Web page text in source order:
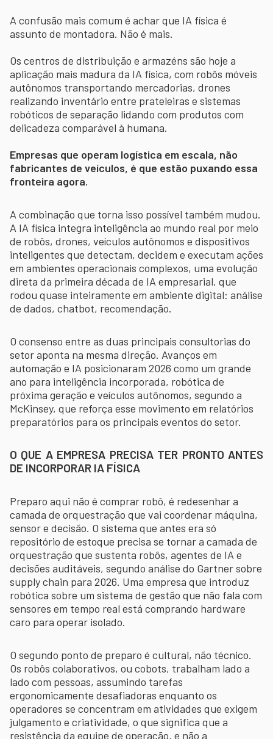
A confusão mais comum é achar que IA física é
assunto de montadora. Não é mais.
Os centros de distribuição e armazéns são hoje a
aplicação mais madura da IA física, com robôs móveis
autônomos transportando mercadorias, drones
realizando inventário entre prateleiras e sistemas
robóticos de separação lidando com produtos com
delicadeza comparável à humana.
Empresas que operam logística em escala, não
fabricantes de veículos, é que estão puxando essa
fronteira agora.
A combinação que torna isso possível também mudou.
A IA física integra inteligência ao mundo real por meio
de robôs, drones, veículos autônomos e dispositivos
inteligentes que detectam, decidem e executam ações
em ambientes operacionais complexos, uma evolução
direta da primeira década de IA empresarial, que
rodou quase inteiramente em ambiente digital: análise
de dados, chatbot, recomendação.
O consenso entre as duas principais consultorias do
setor aponta na mesma direção. Avanços em
automação e IA posicionaram 2026 como um grande
ano para inteligência incorporada, robótica de
próxima geração e veículos autônomos, segundo a
McKinsey, que reforça esse movimento em relatórios
preparatórios para os principais eventos do setor.
O QUE A EMPRESA PRECISA TER PRONTO ANTES
DE INCORPORAR IA FÍSICA
Preparo aqui não é comprar robô, é redesenhar a
camada de orquestração que vai coordenar máquina,
sensor e decisão. O sistema que antes era só
repositório de estoque precisa se tornar a camada de
orquestração que sustenta robôs, agentes de IA e
decisões auditáveis, segundo análise do Gartner sobre
supply chain para 2026. Uma empresa que introduz
robótica sobre um sistema de gestão que não fala com
sensores em tempo real está comprando hardware
caro para operar isolado.
O segundo ponto de preparo é cultural, não técnico.
Os robôs colaborativos, ou cobots, trabalham lado a
lado com pessoas, assumindo tarefas
ergonomicamente desafiadoras enquanto os
operadores se concentram em atividades que exigem
julgamento e criatividade, o que significa que a
resistência da equipe de operação, e não a